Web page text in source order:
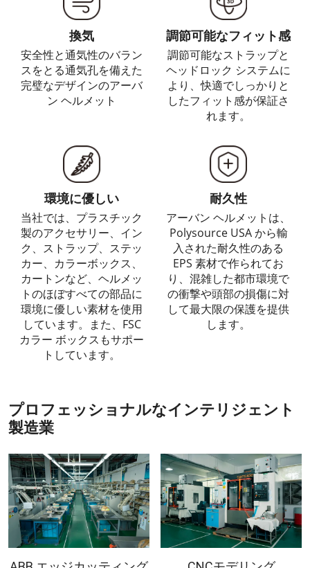
換気
安全性と通気性のバラン
スをとる通気孔を備えた
完璧なデザインのアーバ
ン ヘルメット
調節可能なフィット感
調節可能なストラップと
ヘッドロック システムに
より、快適でしっかりと
したフィット感が保証さ
れます。
環境に優しい
当社では、プラスチック
製のアクセサリー、イン
ク、ストラップ、ステッ
カー、カラーボックス、
カートンなど、ヘルメッ
トのほぼすべての部品に
環境に優しい素材を使用
しています。また、FSC
カラー ボックスもサポー
トしています。
耐久性
アーバン ヘルメットは、
Polysource USA から輸
入された耐久性のある
EPS 素材で作られてお
り、混雑した都市環境で
の衝撃や頭部の損傷に対
して最大限の保護を提供
します。
プロフェッショナルなインテリジェント
製造業